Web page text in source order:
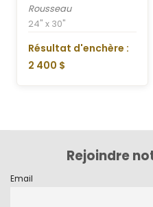
Rousseau
24" x 30"
Résultat d'enchère :
2 400 $
Rejoindre
Email